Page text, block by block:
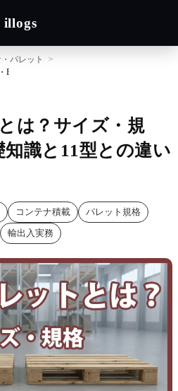
illogs
パレット
の基礎知識と11型との違いを解説
は？サイズ・規
識と11型との違い
コンテナ積載
パレット規格
輸出入実務